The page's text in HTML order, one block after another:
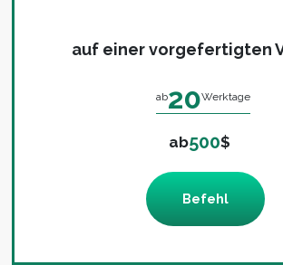
auf einer vorgefertigten
ab20Werktage
ab500$
Befehl